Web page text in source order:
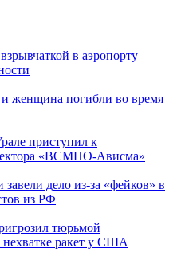
в аэропорту
и женщина погибли во время
приступил к
«ВСМПО-Ависма»
завели дело из-за «фейков» в
из РФ
тюрьмой
ракет у США